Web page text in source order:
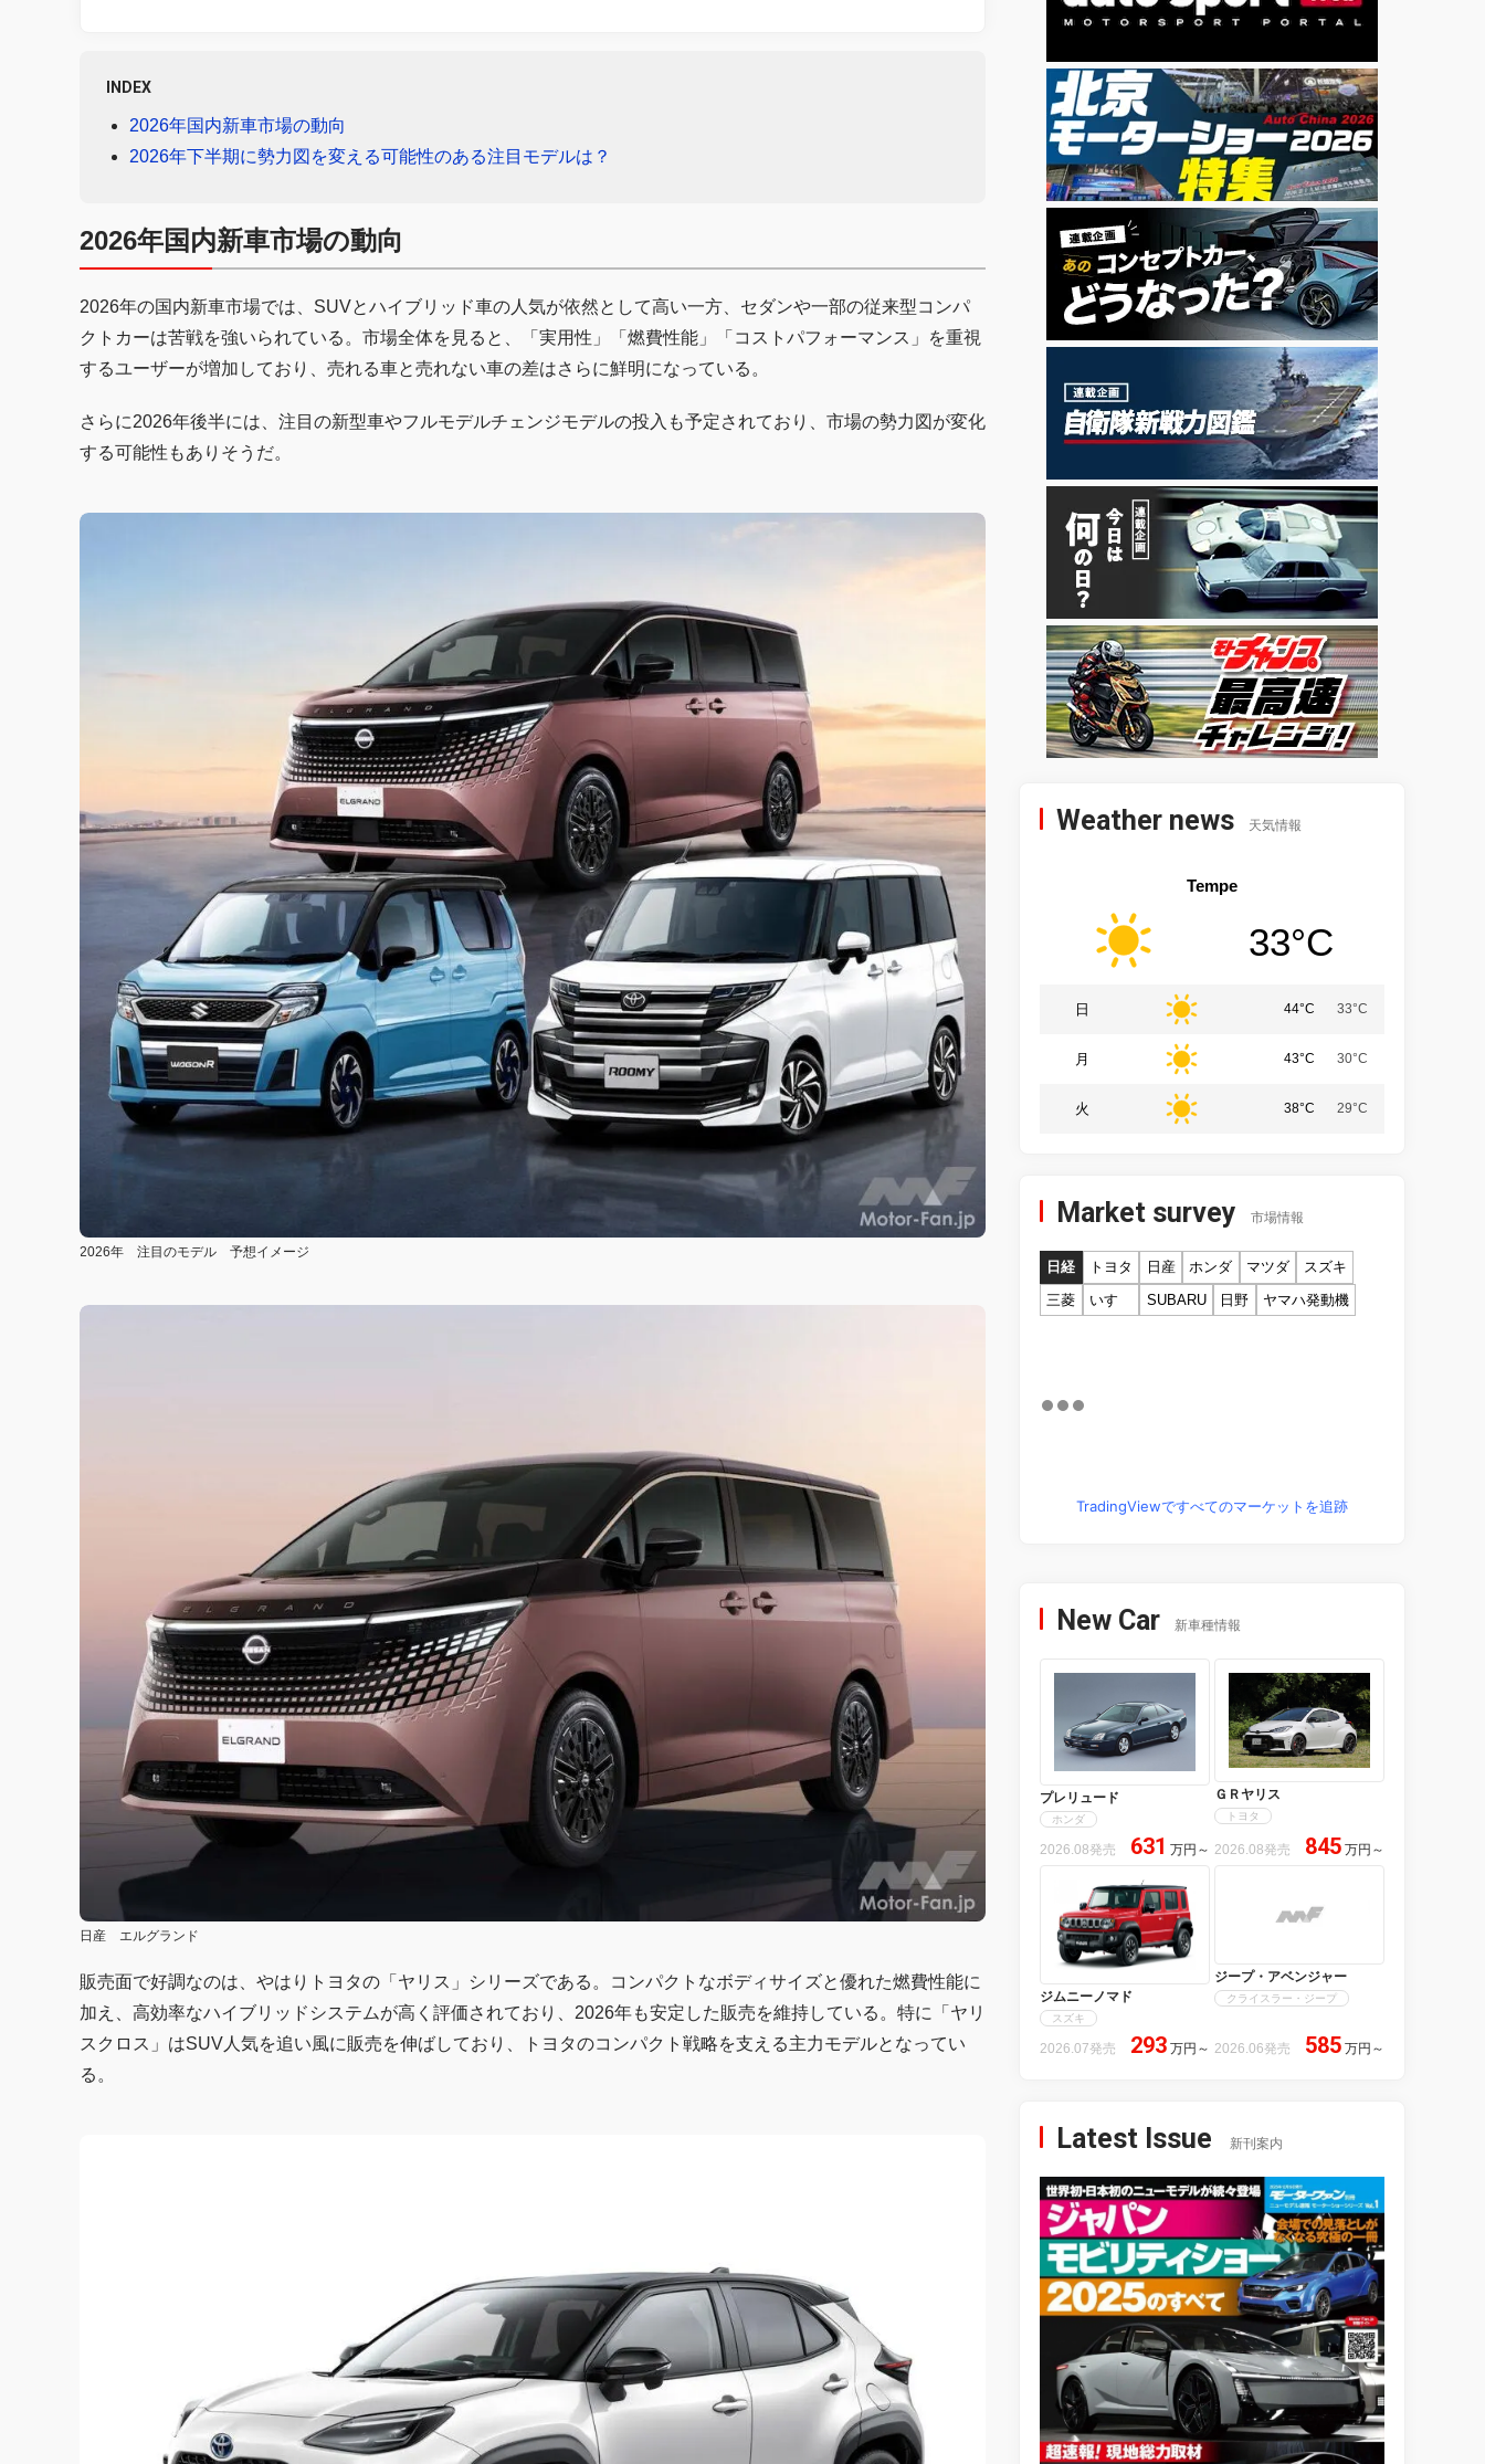
INDEX
2026年国内新車市場の動向
2026年下半期に勢力図を変える可能性のある注目モデルは？
2026年国内新車市場の動向
2026年の国内新車市場では、SUVとハイブリッド車の人気が依然として高い一方、セダンや一部の従来型コンパ
クトカーは苦戦を強いられている。市場全体を見ると、「実用性」「燃費性能」「コストパフォーマンス」を重視
するユーザーが増加しており、売れる車と売れない車の差はさらに鮮明になっている。
さらに2026年後半には、注目の新型車やフルモデルチェンジモデルの投入も予定されており、市場の勢力図が変化
する可能性もありそうだ。
2026年 注目のモデル 予想イメージ
日産 エルグランド
販売面で好調なのは、やはりトヨタの「ヤリス」シリーズである。コンパクトなボディサイズと優れた燃費性能に
加え、高効率なハイブリッドシステムが高く評価されており、2026年も安定した販売を維持している。特に「ヤリ
スクロス」はSUV人気を追い風に販売を伸ばしており、トヨタのコンパクト戦略を支える主力モデルとなってい
る。
Weather news 天気情報
Tempe
33°C
日 44°C 33°C
月 43°C 30°C
火 38°C 29°C
Market survey 市場情報
日経 トヨタ 日産 ホンダ マツダ
スズキ
三菱
いすゞ SUBARU 日野 ヤマハ発動機
TradingViewですべてのマーケットを追跡
New Car 新車種情報
プレリュード
ホンダ
2026.08発売 631 万円 ～
ＧＲヤリス
トヨタ
2026.08発売 845 万円 ～
ジムニーノマド
スズキ
2026.07発売 293 万円 ～
ジープ・アベンジャー
クライスラー・ジープ
2026.06発売 585 万円 ～
Latest Issue 新刊案内